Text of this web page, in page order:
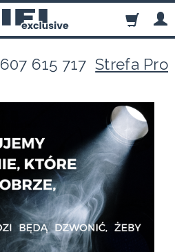
607 615 717Strefa Pro